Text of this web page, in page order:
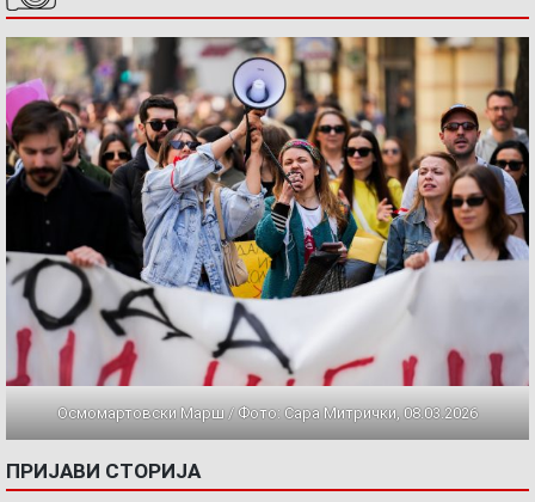
Осмомартовски Марш / Фото: Сара Митрички, 08.03.2026
ПРИЈАВИ СТОРИЈА